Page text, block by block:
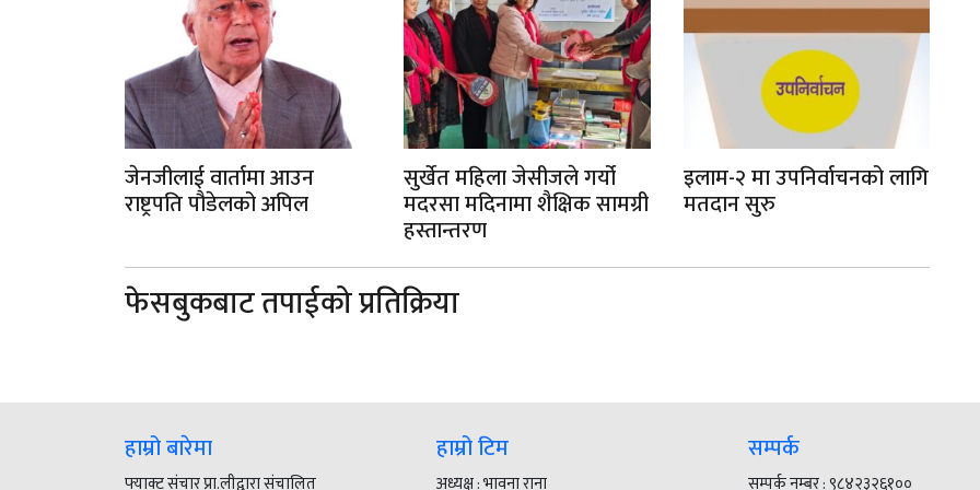
जेनजीलाई वार्तामा आउन
राष्ट्रपति पौडेलको अपिल
सुर्खेत महिला जेसीजले गर्यो
मदरसा मदिनामा शैक्षिक सामग्री
हस्तान्तरण
इलाम-२ मा उपनिर्वाचनको लागि
मतदान सुरु
फेसबुकबाट तपाईको प्रतिक्रिया
हाम्रो बारेमा
फ्याक्ट संचार प्रा.लीद्वारा संचालित
हाम्रो टिम
अध्यक्ष : भावना राना
सम्पर्क
सम्पर्क नम्बर : ९८४२३२६१००